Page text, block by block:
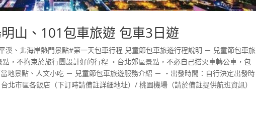
山、101包車旅遊 包車3日遊
溪、北海岸熱門景點#第一天包車行程 兒童節包車旅遊行程說明 － 兒童節包車旅
，不拘束於旅行團設計好的行程 ・台北郊區景點，不必自己搭火車轉公車，包
地景點、人文小吃 － 兒童節包車旅遊服務介紹 － ・出發時間：自行決定出發時
北市區各飯店（下訂時請備註詳細地址）/ 桃園機場（請於備註提供航班資訊）